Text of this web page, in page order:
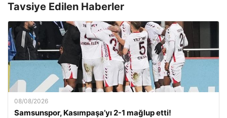
Tavsiye Edilen Haberler
08/08/2026
Samsunspor, Kasımpaşa’yı 2-1 mağlup etti!